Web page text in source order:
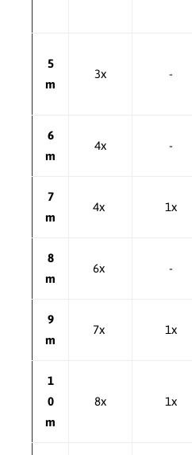
5
m
3x -
6
m
4x -
7
m
4x 1x
8
m
6x -
9
m
7x 1x
1
0
m
8x 1x